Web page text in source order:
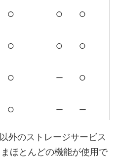
○ ○ ○
○ ○ ○
○ ー ○
○ ー ー
外のストレージサービス
ほとんどの機能が使用で